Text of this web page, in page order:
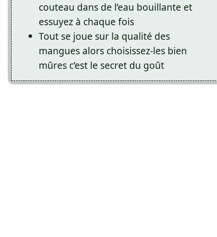
couteau dans de l’eau bouillante et
essuyez à chaque fois
Tout se joue sur la qualité des
mangues alors choisissez-les bien
mûres c’est le secret du goût